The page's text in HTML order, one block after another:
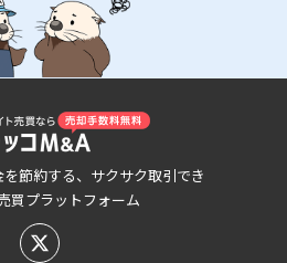
節約する、サクサク取引でき
買プラットフォーム